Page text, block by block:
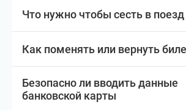
Что нужно чтобы сесть в поезд
Как поменять или вернуть
Безопасно ли вводить данные
банковской карты